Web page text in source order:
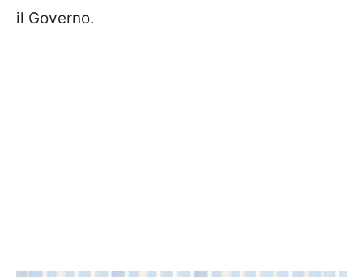
il Governo.